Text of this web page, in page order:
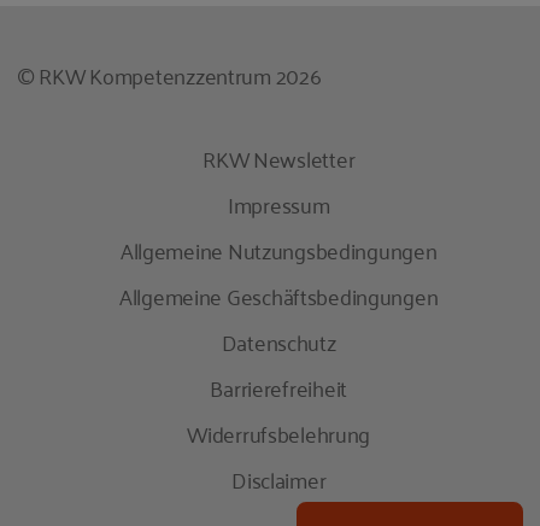
© RKW Kompetenzzentrum 2026
RKW Newsletter
Impressum
Allgemeine Nutzungsbedingungen
Allgemeine Geschäftsbedingungen
Datenschutz
Barrierefreiheit
Widerrufsbelehrung
Disclaimer